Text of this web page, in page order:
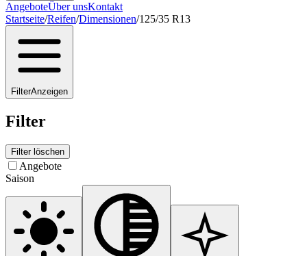
AngeboteÜber unsKontakt
Startseite/Reifen/Dimensionen/125/35 R13
FilterAnzeigen
Filter
Filter löschen
Angebote
Saison